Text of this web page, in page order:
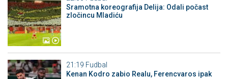
Sramotna koreografija Delija: Odali počast
zločincu Mladiću
21:19 Fudbal
Kenan Kodro zabio Realu, Ferencvaros ipak